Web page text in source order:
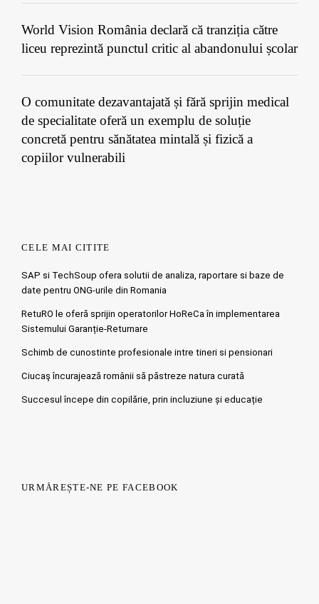
World Vision România declară că tranziția către
liceu reprezintă punctul critic al abandonului școlar
O comunitate dezavantajată și fără sprijin medical
de specialitate oferă un exemplu de soluție
concretă pentru sănătatea mintală și fizică a
copiilor vulnerabili
CELE MAI CITITE
SAP si TechSoup ofera solutii de analiza, raportare si baze de
date pentru ONG-urile din Romania
RetuRO le oferă sprijin operatorilor HoReCa în implementarea
Sistemului Garanție-Returnare
Schimb de cunostinte profesionale intre tineri si pensionari
Ciucaş încurajează românii să păstreze natura curată
Succesul începe din copilărie, prin incluziune și educație
URMĂREȘTE-NE PE FACEBOOK